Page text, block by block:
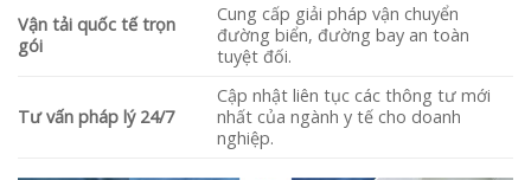
Vận tải quốc tế trọn
gói
Cung cấp giải pháp vận chuyển
đường biển, đường bay an toàn
tuyệt đối.
Tư vấn pháp lý 24/7
Cập nhật liên tục các thông tư mới
nhất của ngành y tế cho doanh
nghiệp.